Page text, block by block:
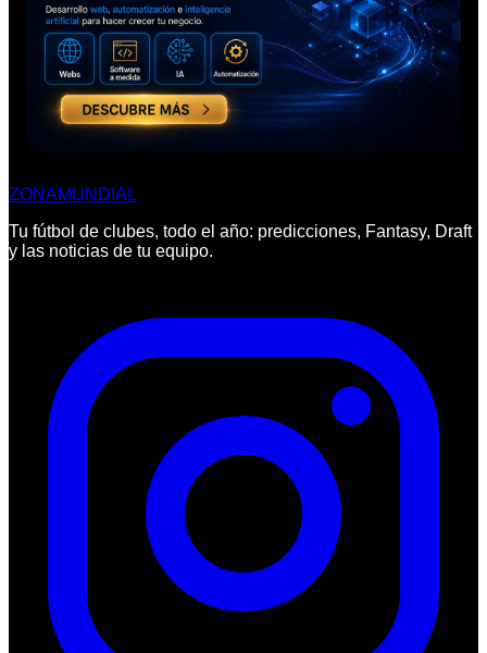
ZONAMUNDIAL
Tu fútbol de clubes, todo el año: predicciones, Fantasy, Draft
y las noticias de tu equipo.